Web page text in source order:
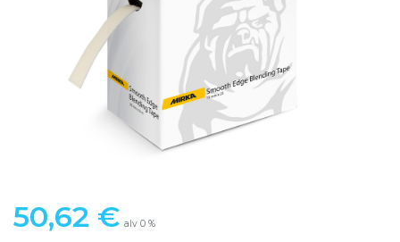
50,62 € alv 0 %